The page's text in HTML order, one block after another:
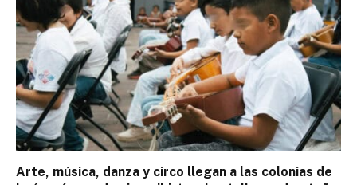
Arte, música, danza y circo llegan a las colonias de